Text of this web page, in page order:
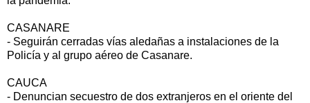
CASANARE
- Seguirán cerradas vías aledañas a instalaciones de la
Policía y al grupo aéreo de Casanare.
CAUCA
- Denuncian secuestro de dos extranjeros en el oriente del